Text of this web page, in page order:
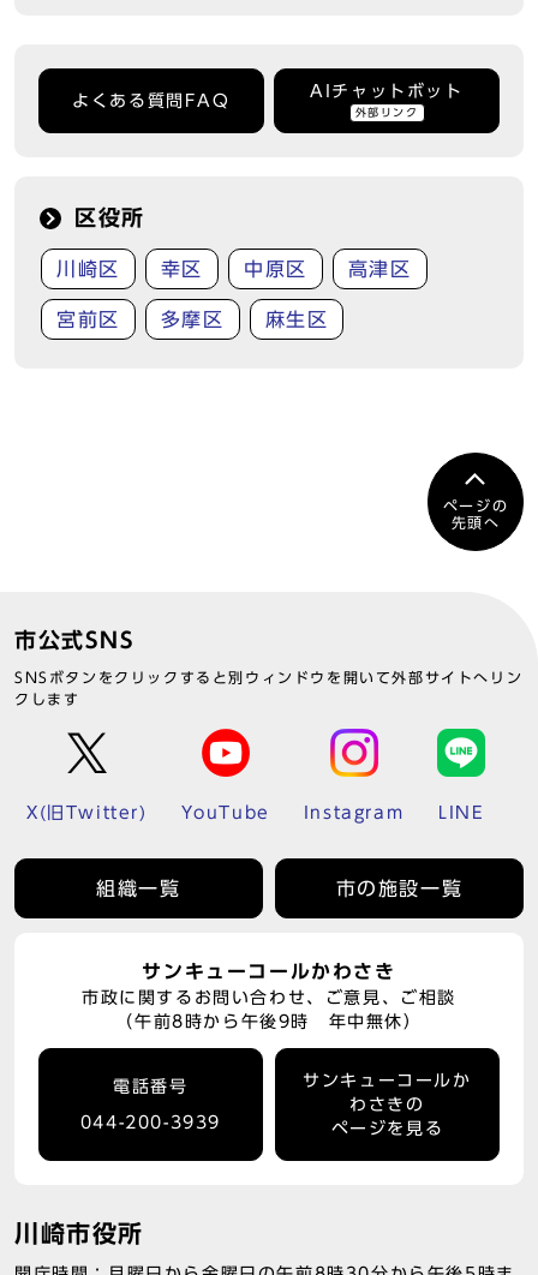
よくある質問FAQ
AIチャットボット
外部リンク
区役所
川崎区 幸区 中原区 高津区
宮前区 多摩区 麻生区
ページの
先頭へ
市公式SNS
SNSボタンをクリックすると別ウィンドウを開いて外部サイトへリン
クします
X(旧Twitter) YouTube Instagram LINE
組織一覧 市の施設一覧
サンキューコールかわさき
市政に関するお問い合わせ、ご意見、ご相談
（午前8時から午後9時 年中無休）
電話番号
044-200-3939
サンキューコールか
わさきの
ページを見る
川崎市役所